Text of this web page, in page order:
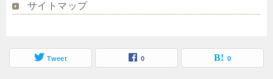
サイトマップ
Tweet 0 0